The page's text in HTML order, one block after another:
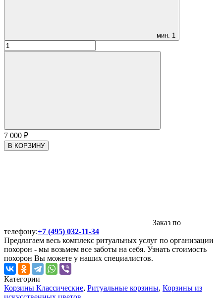
мин. 1
7 000 ₽
В КОРЗИНУ
Заказ по
телефону:+7 (495) 032-11-34
Предлагаем весь комплекс ритуальных услуг по организации
похорон - мы возьмем все заботы на себя. Узнать стоимость
похорон Вы можете у наших специалистов.
Категории
Корзины Классические, Ритуальные корзины, Корзины из